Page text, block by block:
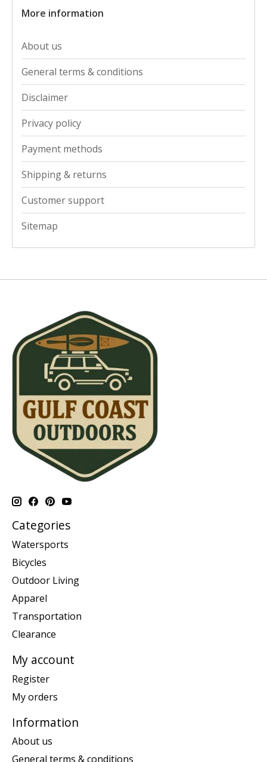
More information
About us
General terms & conditions
Disclaimer
Privacy policy
Payment methods
Shipping & returns
Customer support
Sitemap
Categories
Watersports
Bicycles
Outdoor Living
Apparel
Transportation
Clearance
My account
Register
My orders
Information
About us
General terms & conditions